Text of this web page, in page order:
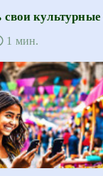
свои
1 мин.